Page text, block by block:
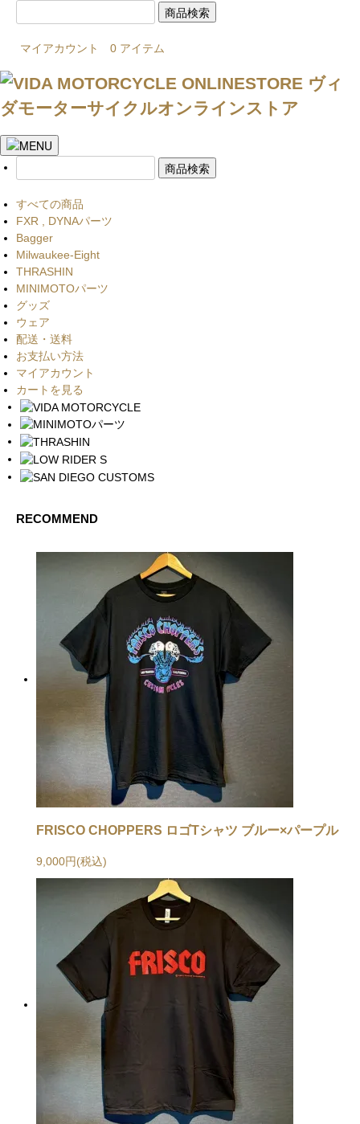
マイアカウント 0 アイテム
すべての商品
FXR , DYNAパーツ
Bagger
Milwaukee-Eight
THRASHIN
MINIMOTOパーツ
グッズ
ウェア
配送・送料
お支払い方法
マイアカウント
カートを見る
RECOMMEND
FRISCO CHOPPERS ロゴTシャツ ブルー×パープル
9,000円(税込)